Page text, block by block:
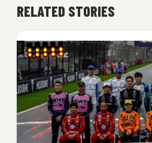
RELATED STORIES